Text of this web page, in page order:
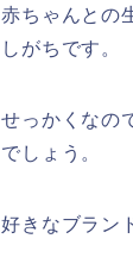
赤ちゃんとの
しがちです。
せっかくなの
でしょう。
好きなブラン